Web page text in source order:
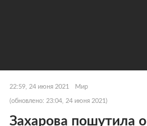
22:59, 24 июня 2021 Мир
(обновлено: 23:04, 24 июня 2021)
Захарова пошутила